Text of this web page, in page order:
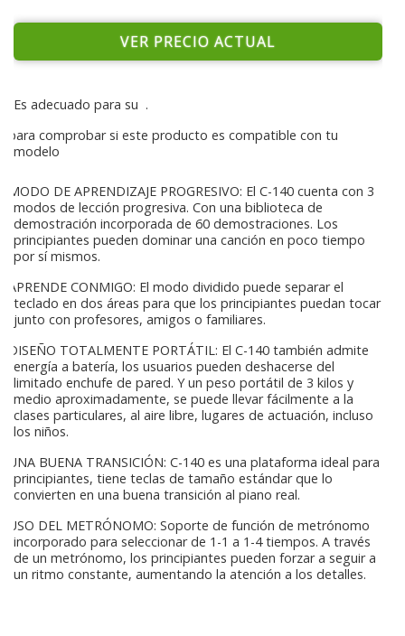
VER PRECIO ACTUAL
Es adecuado para su .
para comprobar si este producto es compatible con tu
modelo
MODO DE APRENDIZAJE PROGRESIVO: El C-140 cuenta con 3
modos de lección progresiva. Con una biblioteca de
demostración incorporada de 60 demostraciones. Los
principiantes pueden dominar una canción en poco tiempo
por sí mismos.
APRENDE CONMIGO: El modo dividido puede separar el
teclado en dos áreas para que los principiantes puedan tocar
junto con profesores, amigos o familiares.
DISEÑO TOTALMENTE PORTÁTIL: El C-140 también admite
energía a batería, los usuarios pueden deshacerse del
limitado enchufe de pared. Y un peso portátil de 3 kilos y
medio aproximadamente, se puede llevar fácilmente a la
clases particulares, al aire libre, lugares de actuación, incluso
los niños.
UNA BUENA TRANSICIÓN: C-140 es una plataforma ideal para
principiantes, tiene teclas de tamaño estándar que lo
convierten en una buena transición al piano real.
USO DEL METRÓNOMO: Soporte de función de metrónomo
incorporado para seleccionar de 1-1 a 1-4 tiempos. A través
de un metrónomo, los principiantes pueden forzar a seguir a
un ritmo constante, aumentando la atención a los detalles.